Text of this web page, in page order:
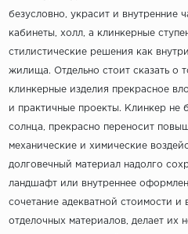
безусловно, украсит и внутренние
кабинеты, холл, а клинкерные
стилистические решения как
жилища. Отдельно стоит сказать о
клинкерные изделия прекрасное
и практичные проекты. Клинкер не
солнца, прекрасно переносит
механические и химические
долговечный материал надолго
ландшафт или внутреннее
сочетание адекватной стоимости и
отделочных материалов, делает их